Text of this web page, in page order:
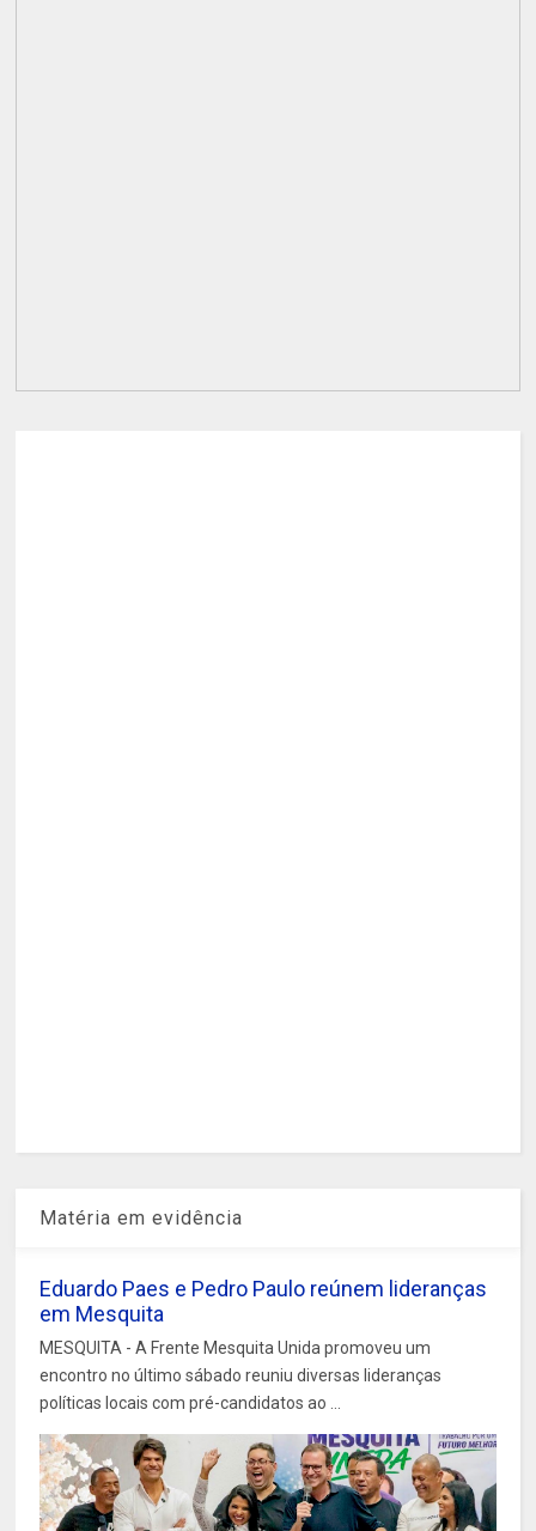
Matéria em evidência
Eduardo Paes e Pedro Paulo reúnem lideranças
em Mesquita
MESQUITA - A Frente Mesquita Unida promoveu um
encontro no último sábado reuniu diversas lideranças
políticas locais com pré-candidatos ao ...